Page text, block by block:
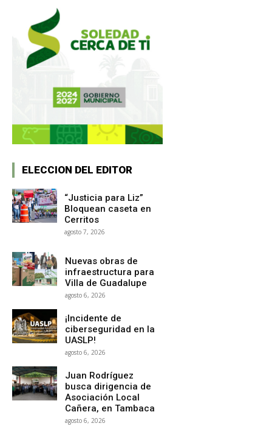
ELECCION DEL EDITOR
“Justicia para Liz”
Bloquean caseta en
Cerritos
agosto 7, 2026
Nuevas obras de
infraestructura para
Villa de Guadalupe
agosto 6, 2026
¡Incidente de
ciberseguridad en la
UASLP!
agosto 6, 2026
Juan Rodríguez
busca dirigencia de
Asociación Local
Cañera, en Tambaca
agosto 6, 2026